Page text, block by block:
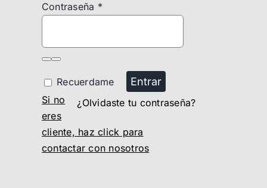
Contraseña *
Recuerdame Entrar
¿Olvidaste tu contraseña?
Si no
eres
cliente, haz click para
contactar con nosotros